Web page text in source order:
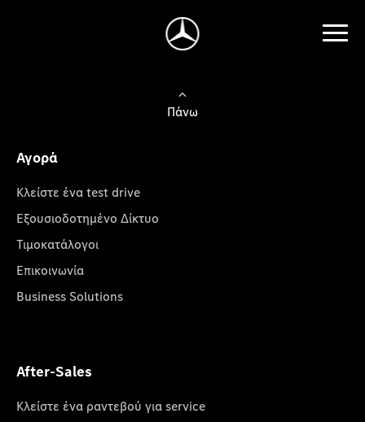
Πάνω
Αγορά
Κλείστε ένα test drive
Εξουσιοδοτημένο Δίκτυο
Τιμοκατάλογοι
Επικοινωνία
Business Solutions
After-Sales
Κλείστε ένα ραντεβού για service